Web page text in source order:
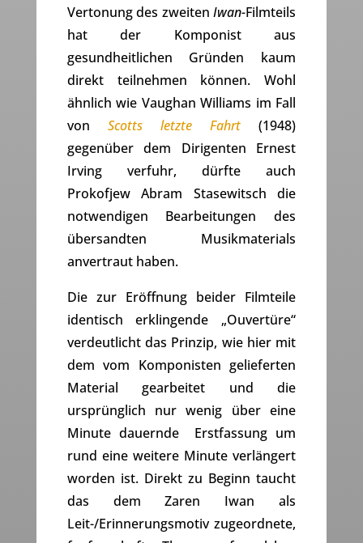
Vertonung des zweitenIwan-Filmteils
hat der Komponist aus
gesundheitlichen Gründen kaum
direkt teilnehmen können. Wohl
ähnlich wie Vaughan Williams im Fall
von Scotts letzte Fahrt (1948)
gegenüber dem Dirigenten Ernest
Irving verfuhr, dürfte auch
Prokofjew Abram Stasewitsch die
notwendigen Bearbeitungen des
übersandten Musikmaterials
anvertraut haben.
Die zur Eröffnung beider Filmteile
identisch erklingende „Ouvertüre“
verdeutlicht das Prinzip, wie hier mit
dem vom Komponisten gelieferten
Material gearbeitet und die
ursprünglich nur wenig über eine
Minute dauernde Erstfassung um
rund eine weitere Minute verlängert
worden ist. Direkt zu Beginn taucht
das dem Zaren Iwan als
Leit-/Erinnerungsmotiv zugeordnete,